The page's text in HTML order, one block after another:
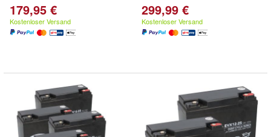
179,95 €
Kostenloser Versand
299,99 €
Kostenloser Versand